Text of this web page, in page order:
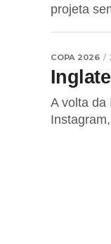
projeta
COPA 2026
A volta da